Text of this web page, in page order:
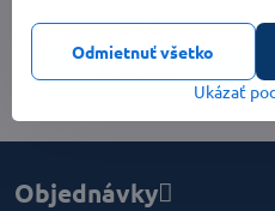
59 €
Objednávky
Ukázať
Odmietnuť všetko